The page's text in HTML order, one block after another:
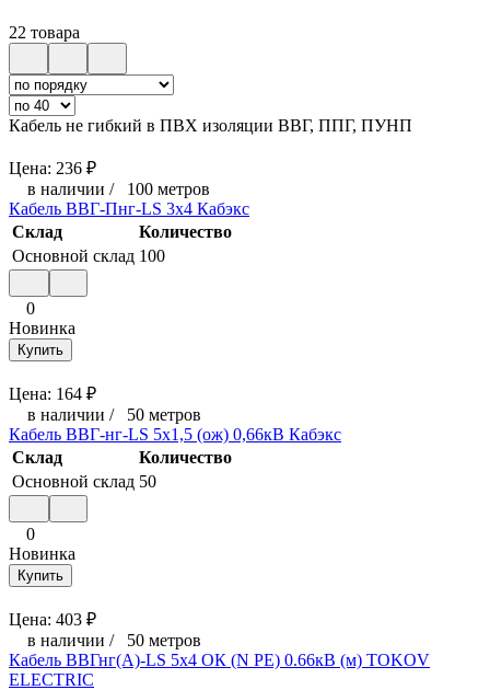
22 товара
Кабель не гибкий в ПВХ изоляции ВВГ, ППГ, ПУНП
Цена: 236 ₽
в наличии / 100 метров
Кабель ВВГ-Пнг-LS 3х4 Кабэкс
Склад
Количество
Основной склад 100
0
Новинка
Купить
Цена: 164 ₽
в наличии / 50 метров
Кабель ВВГ-нг-LS 5х1,5 (ож) 0,66кВ Кабэкс
Склад
Количество
Основной склад 50
0
Новинка
Купить
Цена: 403 ₽
в наличии / 50 метров
Кабель ВВГнг(А)-LS 5х4 ОК (N PE) 0.66кВ (м) TOKOV
ELECTRIC